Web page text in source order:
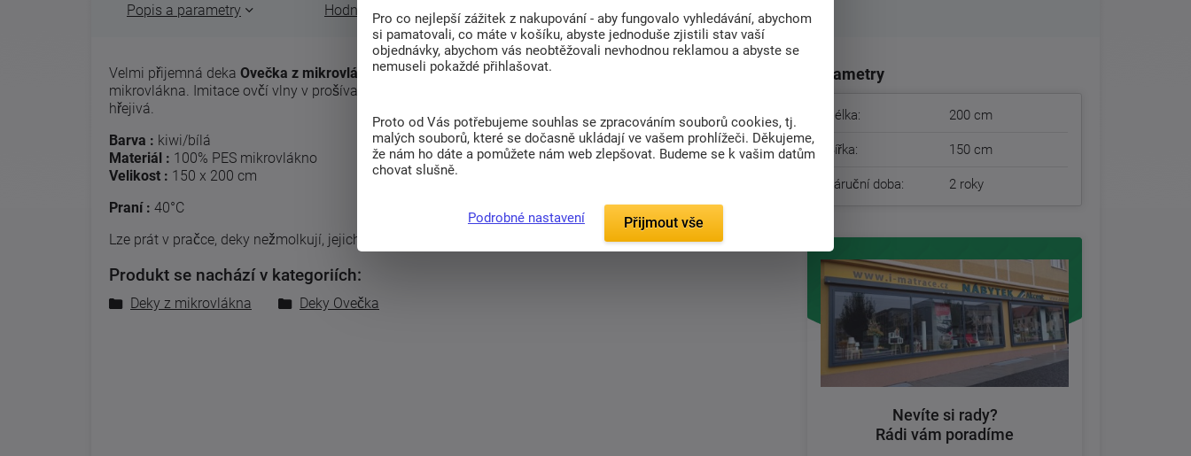
Popis a parametry Hodnocení (0)
Velmi přijemná deka Ovečka z mikrovláknav barvě kiwi/bílá.Extra měkká přikrývka z
mikrovlákna. Imitace ovčí vlny v prošívané variantě. Příjemná na dotek, nekouše. Velmi
hřejivá.
Barva : kiwi/bílá
Materiál : 100% PES mikrovlákno
Velikost : 150 x 200 cm
Praní : 40°C
Lze prát v pračce, deky nežmolkují, jejich vzhled zůstává stejný.
Produkt se nachází v kategoriích:
Deky z mikrovlákna Deky Ovečka
Parametry
Délka: 200 cm
Šířka: 150 cm
Záruční doba: 2 roky
Nevíte si rady?
Rádi vám poradíme
Pro co nejlepší zážitek z nakupování - aby fungovalo vyhledávání, abychom
si pamatovali, co máte v košíku, abyste jednoduše zjistili stav vaší
objednávky, abychom vás neobtěžovali nevhodnou reklamou a abyste se
nemuseli pokaždé přihlašovat.
Proto od Vás potřebujeme souhlas se zpracováním souborů cookies, tj.
malých souborů, které se dočasně ukládají ve vašem prohlížeči. Děkujeme,
že nám ho dáte a pomůžete nám web zlepšovat. Budeme se k vašim datům
chovat slušně.
Podrobné nastavení Přijmout vše